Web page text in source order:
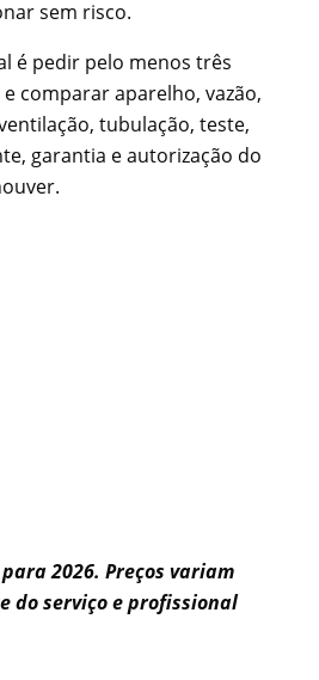
sem risco.
é pedir pelo menos três
comparar aparelho, vazão,
tubulação, teste,
garantia e autorização do
2026. Preços variam
do serviço e profissional